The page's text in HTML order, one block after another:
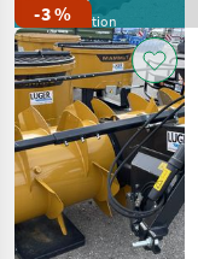
-3 %
démonstration